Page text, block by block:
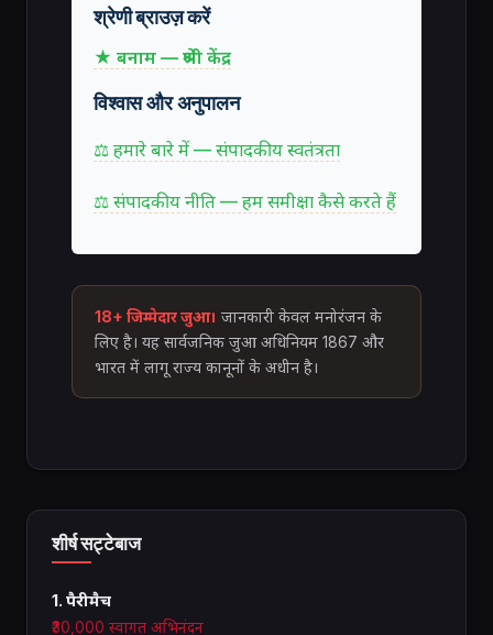
श्रेणी ब्राउज़ करें
★ बनाम — श्रेणी केंद्र
विश्वास और अनुपालन
⚖ हमारे बारे में — संपादकीय स्वतंत्रता
⚖ संपादकीय नीति — हम समीक्षा कैसे करते हैं
18+ जिम्मेदार जुआ। जानकारी केवल मनोरंजन के
लिए है। यह सार्वजनिक जुआ अधिनियम 1867 और
भारत में लागू राज्य कानूनों के अधीन है।
शीर्ष सट्टेबाज
1. पैरीमैच
₹30,000 स्वागत अभिनंदन